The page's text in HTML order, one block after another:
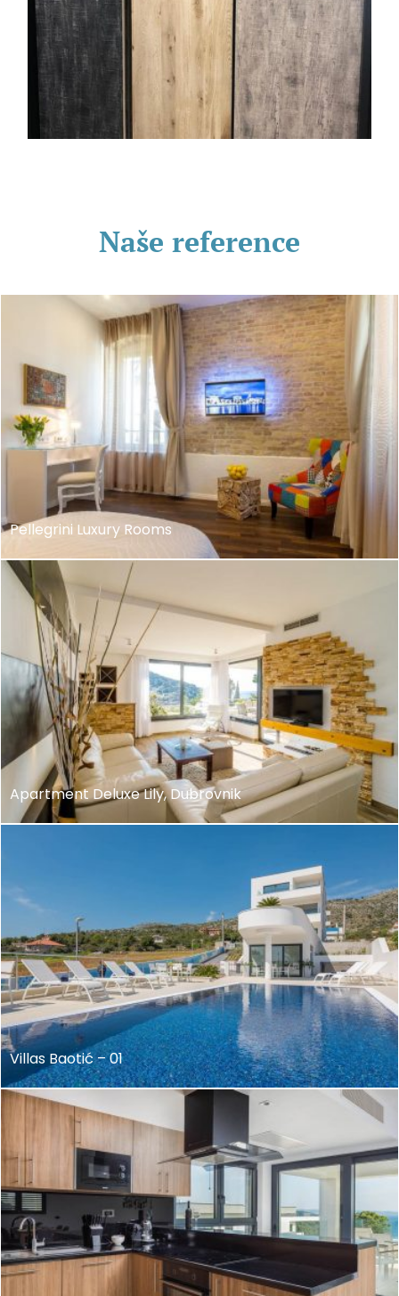
Naše reference
Pellegrini Luxury Rooms
Apartment Deluxe Lily, Dubrovnik
Villas Baotić – 01